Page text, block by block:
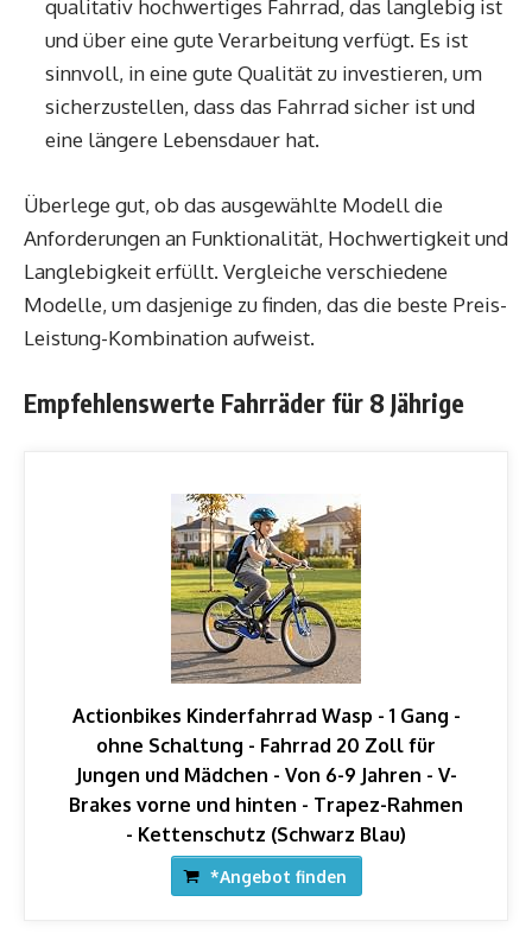
qualitativ hochwertiges Fahrrad, das langlebig ist
und über eine gute Verarbeitung verfügt. Es ist
sinnvoll, in eine gute Qualität zu investieren, um
sicherzustellen, dass das Fahrrad sicher ist und
eine längere Lebensdauer hat.
Überlege gut, ob das ausgewählte Modell die
Anforderungen an Funktionalität, Hochwertigkeit und
Langlebigkeit erfüllt. Vergleiche verschiedene
Modelle, um dasjenige zu finden, das die beste Preis-
Leistung-Kombination aufweist.
Empfehlenswerte Fahrräder für 8 Jährige
Actionbikes Kinderfahrrad Wasp - 1 Gang -
ohne Schaltung - Fahrrad 20 Zoll für
Jungen und Mädchen - Von 6-9 Jahren - V-
Brakes vorne und hinten - Trapez-Rahmen
- Kettenschutz (Schwarz Blau)
*Angebot finden